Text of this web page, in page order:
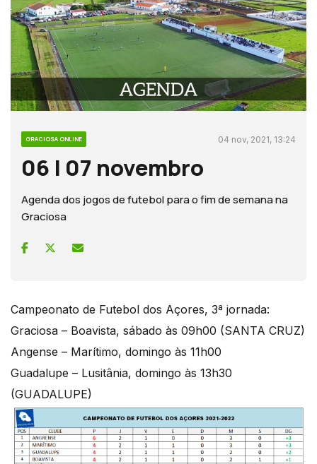
GRACIOSA ONLINE 04 nov, 2021, 13:24
06 | 07 novembro
Agenda dos jogos de futebol para o fim de semana na
Graciosa
Campeonato de Futebol dos Açores, 3ª jornada:
Graciosa – Boavista, sábado às 09h00 (SANTA CRUZ)
Angense – Marítimo, domingo às 11h00
Guadalupe – Lusitânia, domingo às 13h30
(GUADALUPE)